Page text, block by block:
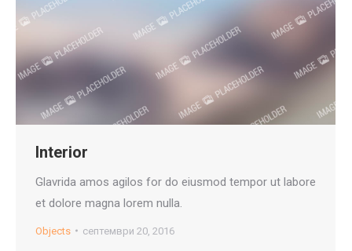
Interior
Glavrida amos agilos for do eiusmod tempor ut labore
et dolore magna lorem nulla.
Objects септември 20, 2016